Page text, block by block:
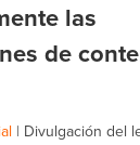
las
de
| Divulgación del